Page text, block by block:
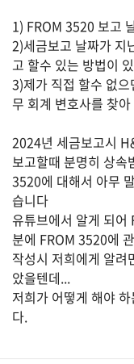
법
률
주
택/
부
동
산
머
니/
재
테
1) FROM 3520 보고
2)세금보고 날짜가 지
고 할수 있는 방법이
3)제가 직접 할수 없
무 회계 변호사를 찾
2024년 세금보고시
보고할때 분명히 상속
3520에 대해서 아무
습니다
유튜브에서 알게 되어
분에 FROM 3520에
작성시 저희에게 알려
았을텐데...
저희가 어떻게 해야
다.